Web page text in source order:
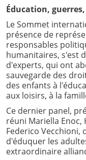
Éducation,
Le Sommet
présence de
responsables
humanitaires, s'est
d'experts, qui ont
sauvegarde des
des enfants à
aux loisirs, à la
Ce dernier panel,
réuni Mariella Enoc,
Federico Vecchioni,
d'éduquer les
extraordinaire